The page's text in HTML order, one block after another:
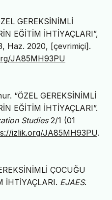
GEREKSİNİMLİ
EĞİTİM İHTİYAÇLARI”,
Haz. 2020, [çevrimiçi].
JA85MH93PU
“ÖZEL GEREKSİNİMLİ
EĞİTİM İHTİYAÇLARI”.
Studies2/1 (01
izlik.org/JA85MH93PU.
ÇOCUĞU
İHTİYAÇLARI. EJAES.